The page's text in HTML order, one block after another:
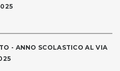
- ANNO SCOLASTICO AL VIA